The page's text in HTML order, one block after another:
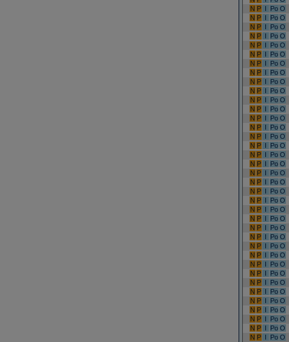
N P I Po O
N P I Po O
N P I Po O
N P I Po O
N P I Po O
N P I Po O
N P I Po O
N P I Po O
N P I Po O
N P I Po O
N P I Po O
N P I Po O
N P I Po O
N P I Po O
N P I Po O
N P I Po O
N P I Po O
N P I Po O
N P I Po O
N P I Po O
N P I Po O
N P I Po O
N P I Po O
N P I Po O
N P I Po O
N P I Po O
N P I Po O
N P I Po O
N P I Po O
N P I Po O
N P I Po O
N P I Po O
N P I Po O
N P I Po O
N P I Po O
N P I Po O
N P I Po O